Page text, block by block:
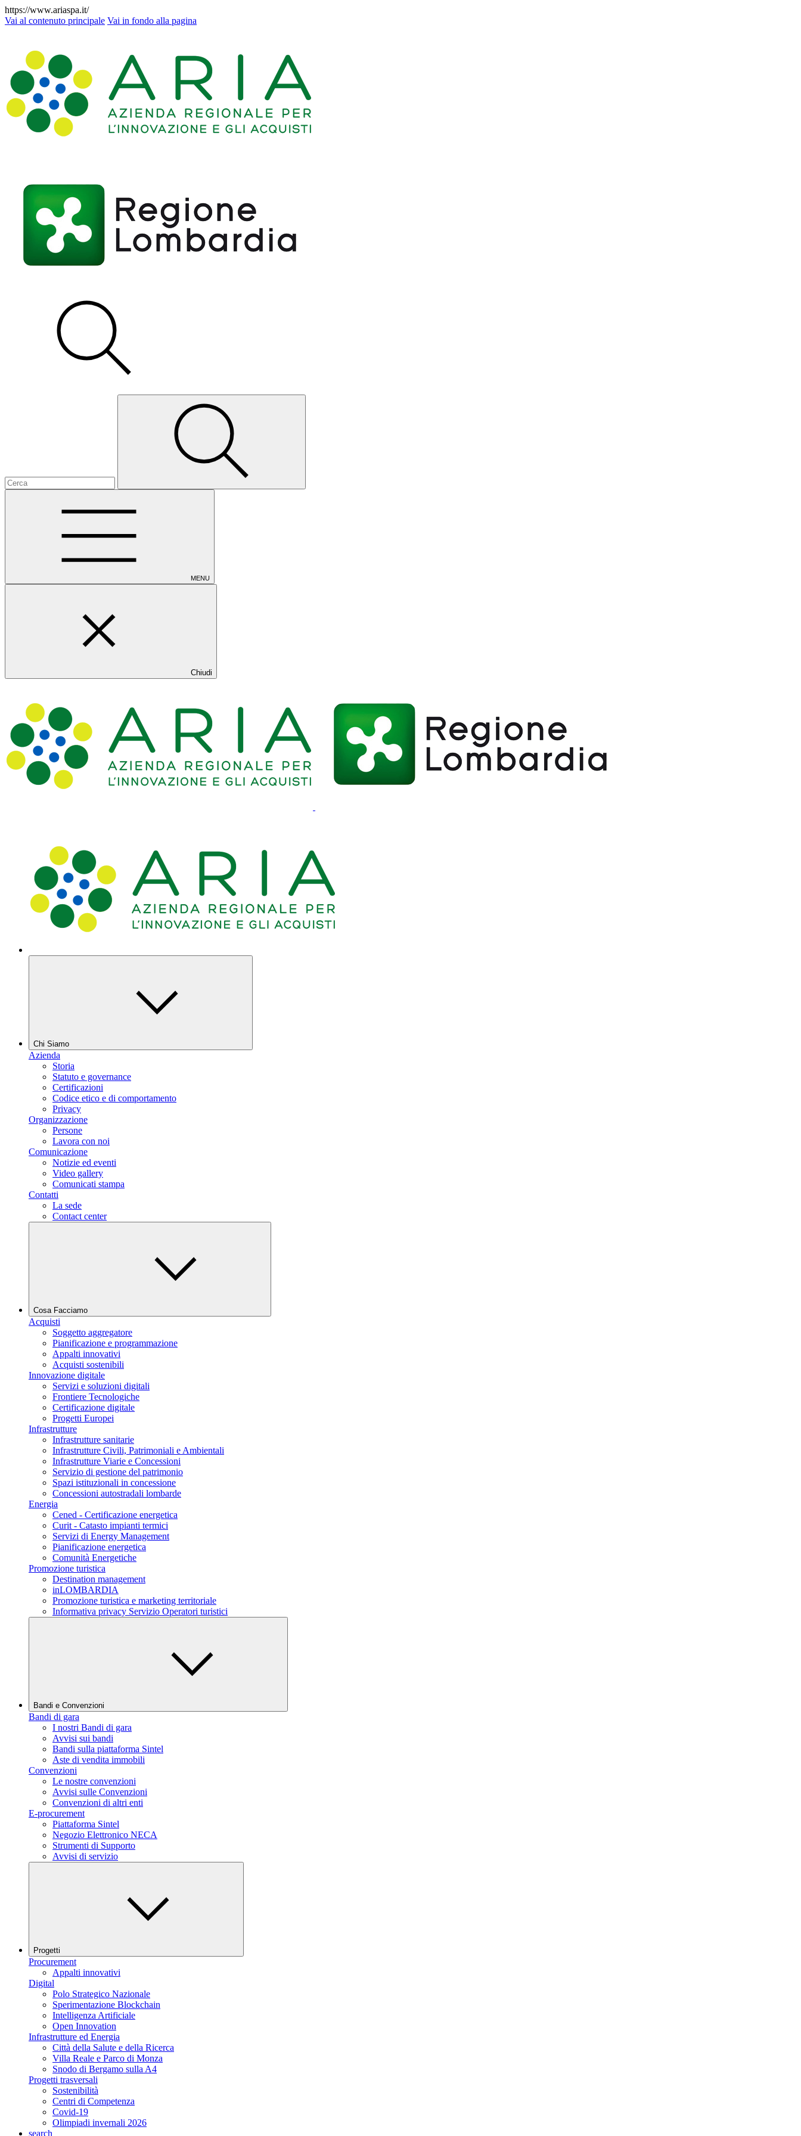
https://www.ariaspa.it/
Vai al contenuto principale Vai in fondo alla pagina
MENU
Chiudi
Chi Siamo
Azienda
Storia
Statuto e governance
Certificazioni
Codice etico e di comportamento
Privacy
Organizzazione
Persone
Lavora con noi
Comunicazione
Notizie ed eventi
Video gallery
Comunicati stampa
Contatti
La sede
Contact center
Cosa Facciamo
Acquisti
Soggetto aggregatore
Pianificazione e programmazione
Appalti innovativi
Acquisti sostenibili
Innovazione digitale
Servizi e soluzioni digitali
Frontiere Tecnologiche
Certificazione digitale
Progetti Europei
Infrastrutture
Infrastrutture sanitarie
Infrastrutture Civili, Patrimoniali e Ambientali
Infrastrutture Viarie e Concessioni
Servizio di gestione del patrimonio
Spazi istituzionali in concessione
Concessioni autostradali lombarde
Energia
Cened - Certificazione energetica
Curit - Catasto impianti termici
Servizi di Energy Management
Pianificazione energetica
Comunità Energetiche
Promozione turistica
Destination management
inLOMBARDIA
Promozione turistica e marketing territoriale
Informativa privacy Servizio Operatori turistici
Bandi e Convenzioni
Bandi di gara
I nostri Bandi di gara
Avvisi sui bandi
Bandi sulla piattaforma Sintel
Aste di vendita immobili
Convenzioni
Le nostre convenzioni
Avvisi sulle Convenzioni
Convenzioni di altri enti
E-procurement
Piattaforma Sintel
Negozio Elettronico NECA
Strumenti di Supporto
Avvisi di servizio
Progetti
Procurement
Appalti innovativi
Digital
Polo Strategico Nazionale
Sperimentazione Blockchain
Intelligenza Artificiale
Open Innovation
Infrastrutture ed Energia
Città della Salute e della Ricerca
Villa Reale e Parco di Monza
Snodo di Bergamo sulla A4
Progetti trasversali
Sostenibilità
Centri di Competenza
Covid-19
Olimpiadi invernali 2026
search